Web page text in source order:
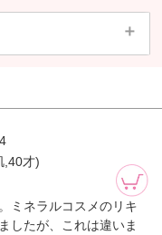
,40才)
ミネラルコスメのリキ
したが、これは違いま